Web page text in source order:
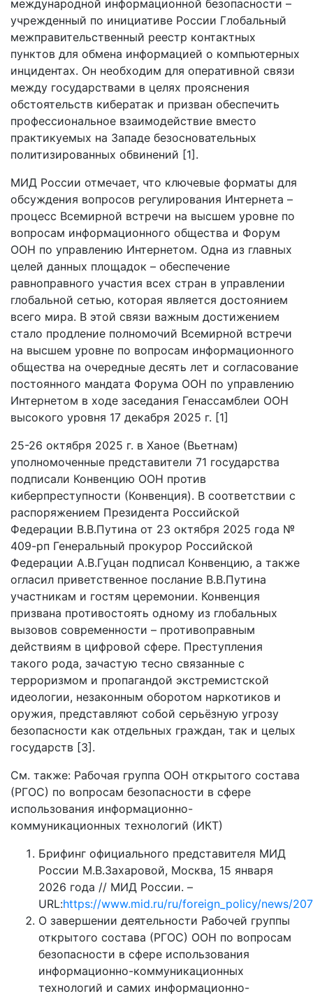
международной информационной безопасности –
учрежденный по инициативе России Глобальный
межправительственный реестр контактных
пунктов для обмена информацией о компьютерных
инцидентах. Он необходим для оперативной связи
между государствами в целях прояснения
обстоятельств кибератак и призван обеспечить
профессиональное взаимодействие вместо
практикуемых на Западе безосновательных
политизированных обвинений [1].
МИД России отмечает, что ключевые форматы для
обсуждения вопросов регулирования Интернета –
процесс Всемирной встречи на высшем уровне по
вопросам информационного общества и Форум
ООН по управлению Интернетом. Одна из главных
целей данных площадок – обеспечение
равноправного участия всех стран в управлении
глобальной сетью, которая является достоянием
всего мира. В этой связи важным достижением
стало продление полномочий Всемирной встречи
на высшем уровне по вопросам информационного
общества на очередные десять лет и согласование
постоянного мандата Форума ООН по управлению
Интернетом в ходе заседания Генассамблеи ООН
высокого уровня 17 декабря 2025 г. [1]
25-26 октября 2025 г. в Ханое (Вьетнам)
уполномоченные представители 71 государства
подписали Конвенцию ООН против
киберпреступности (Конвенция). В соответствии с
распоряжением Президента Российской
Федерации В.В.Путина от 23 октября 2025 года №
409-рп Генеральный прокурор Российской
Федерации А.В.Гуцан подписал Конвенцию, а также
огласил приветственное послание В.В.Путина
участникам и гостям церемонии. Конвенция
призвана противостоять одному из глобальных
вызовов современности – противоправным
действиям в цифровой сфере. Преступления
такого рода, зачастую тесно связанные с
терроризмом и пропагандой экстремистской
идеологии, незаконным оборотом наркотиков и
оружия, представляют собой серьёзную угрозу
безопасности как отдельных граждан, так и целых
государств [3].
См. также: Рабочая группа ООН открытого состава
(РГОС) по вопросам безопасности в сфере
использования информационно-
коммуникационных технологий (ИКТ)
Брифинг официального представителя МИД
России М.В.Захаровой, Москва, 15 января
2026 года // МИД России. –
URL:https://www.mid.ru/ru/foreign_policy/news/
О завершении деятельности Рабочей группы
открытого состава (РГОС) ООН по вопросам
безопасности в сфере использования
информационно-коммуникационных
технологий и самих информационно-